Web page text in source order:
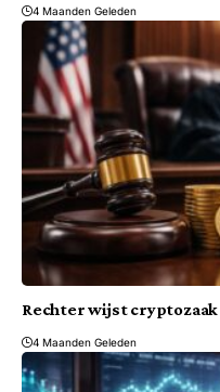
4 Maanden Geleden
Rechter wijst cryptozaak
4 Maanden Geleden